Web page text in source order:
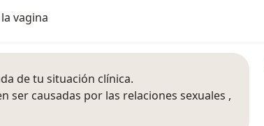
vagina
de tu situación clínica.
ser causadas por las relaciones sexuales ,